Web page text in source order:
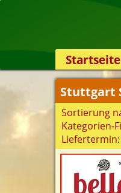
Startseite
Stuttgart
Sortierung
Kategorien-
Liefertermin: